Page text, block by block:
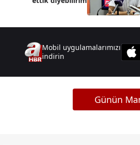
Mobil uygulamalarımızı
indirin
Günün